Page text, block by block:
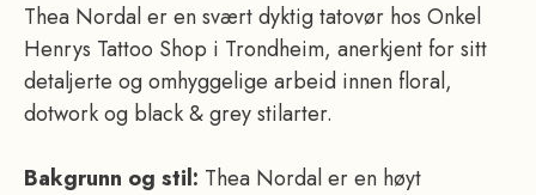
Thea Nordal er en svært dyktig tatovør hos Onkel
Henrys Tattoo Shop i Trondheim, anerkjent for sitt
detaljerte og omhyggelige arbeid innen floral,
dotwork og black & grey stilarter.
Bakgrunn og stil: Thea Nordal er en høyt